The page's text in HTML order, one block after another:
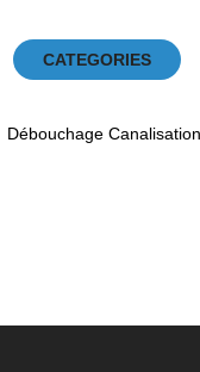
CATEGORIES
Débouchage